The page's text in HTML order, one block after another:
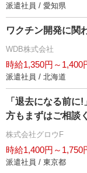
派遣社員 / 愛知県
ワクチン開発に関
WDB株式会社
時給1,350円～1,400
派遣社員 / 北海道
「退去になる前
方もまずはご相談
株式会社グロウF
時給1,400円～1,750
派遣社員 / 東京都